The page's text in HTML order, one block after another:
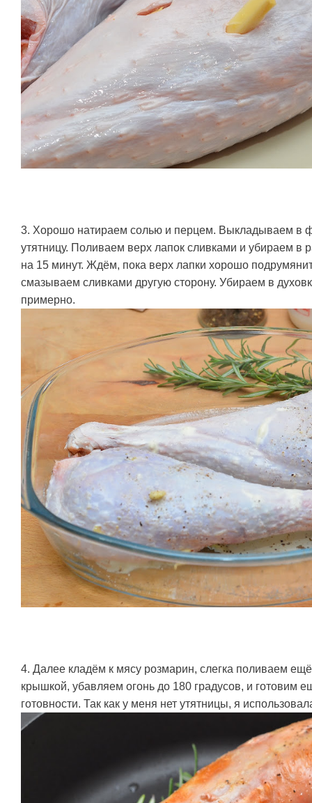
3. Хорошо натираем солью и перцем. Выкладываем в
утятницу. Поливаем верх лапок сливками и убираем в
на 15 минут. Ждём, пока верх лапки хорошо
смазываем сливками другую сторону. Убираем в
примерно.
4. Далее кладём к мясу розмарин, слегка поливаем
крышкой, убавляем огонь до 180 градусов, и готовим
готовности. Так как у меня нет утятницы, я